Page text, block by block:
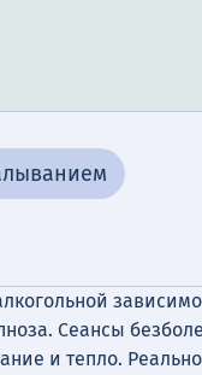
Сеансы
и тепло.